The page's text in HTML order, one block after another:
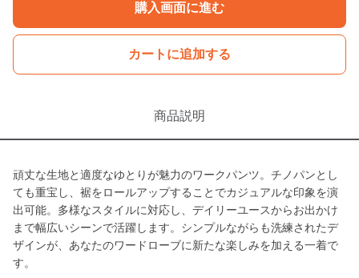
購入画面に進む
カートに追加する
商品説明
頑丈な生地と適度なゆとりが魅力のワークパンツ。チノパンとし
ても重宝し、裾をロールアップすることでカジュアルな印象を演
出可能。多様なスタイルに対応し、デイリーユースからお出かけ
まで幅広いシーンで活躍します。シンプルながらも洗練されたデ
ザインが、あなたのワードローブに新たな楽しみを加える一着で
す。